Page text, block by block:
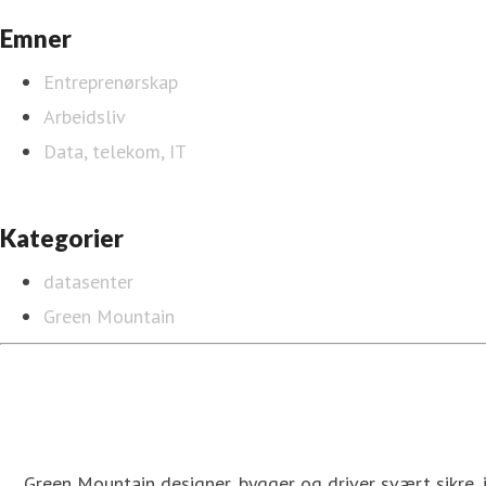
Emner
Entreprenørskap
Arbeidsliv
Data, telekom, IT
Kategorier
datasenter
Green Mountain